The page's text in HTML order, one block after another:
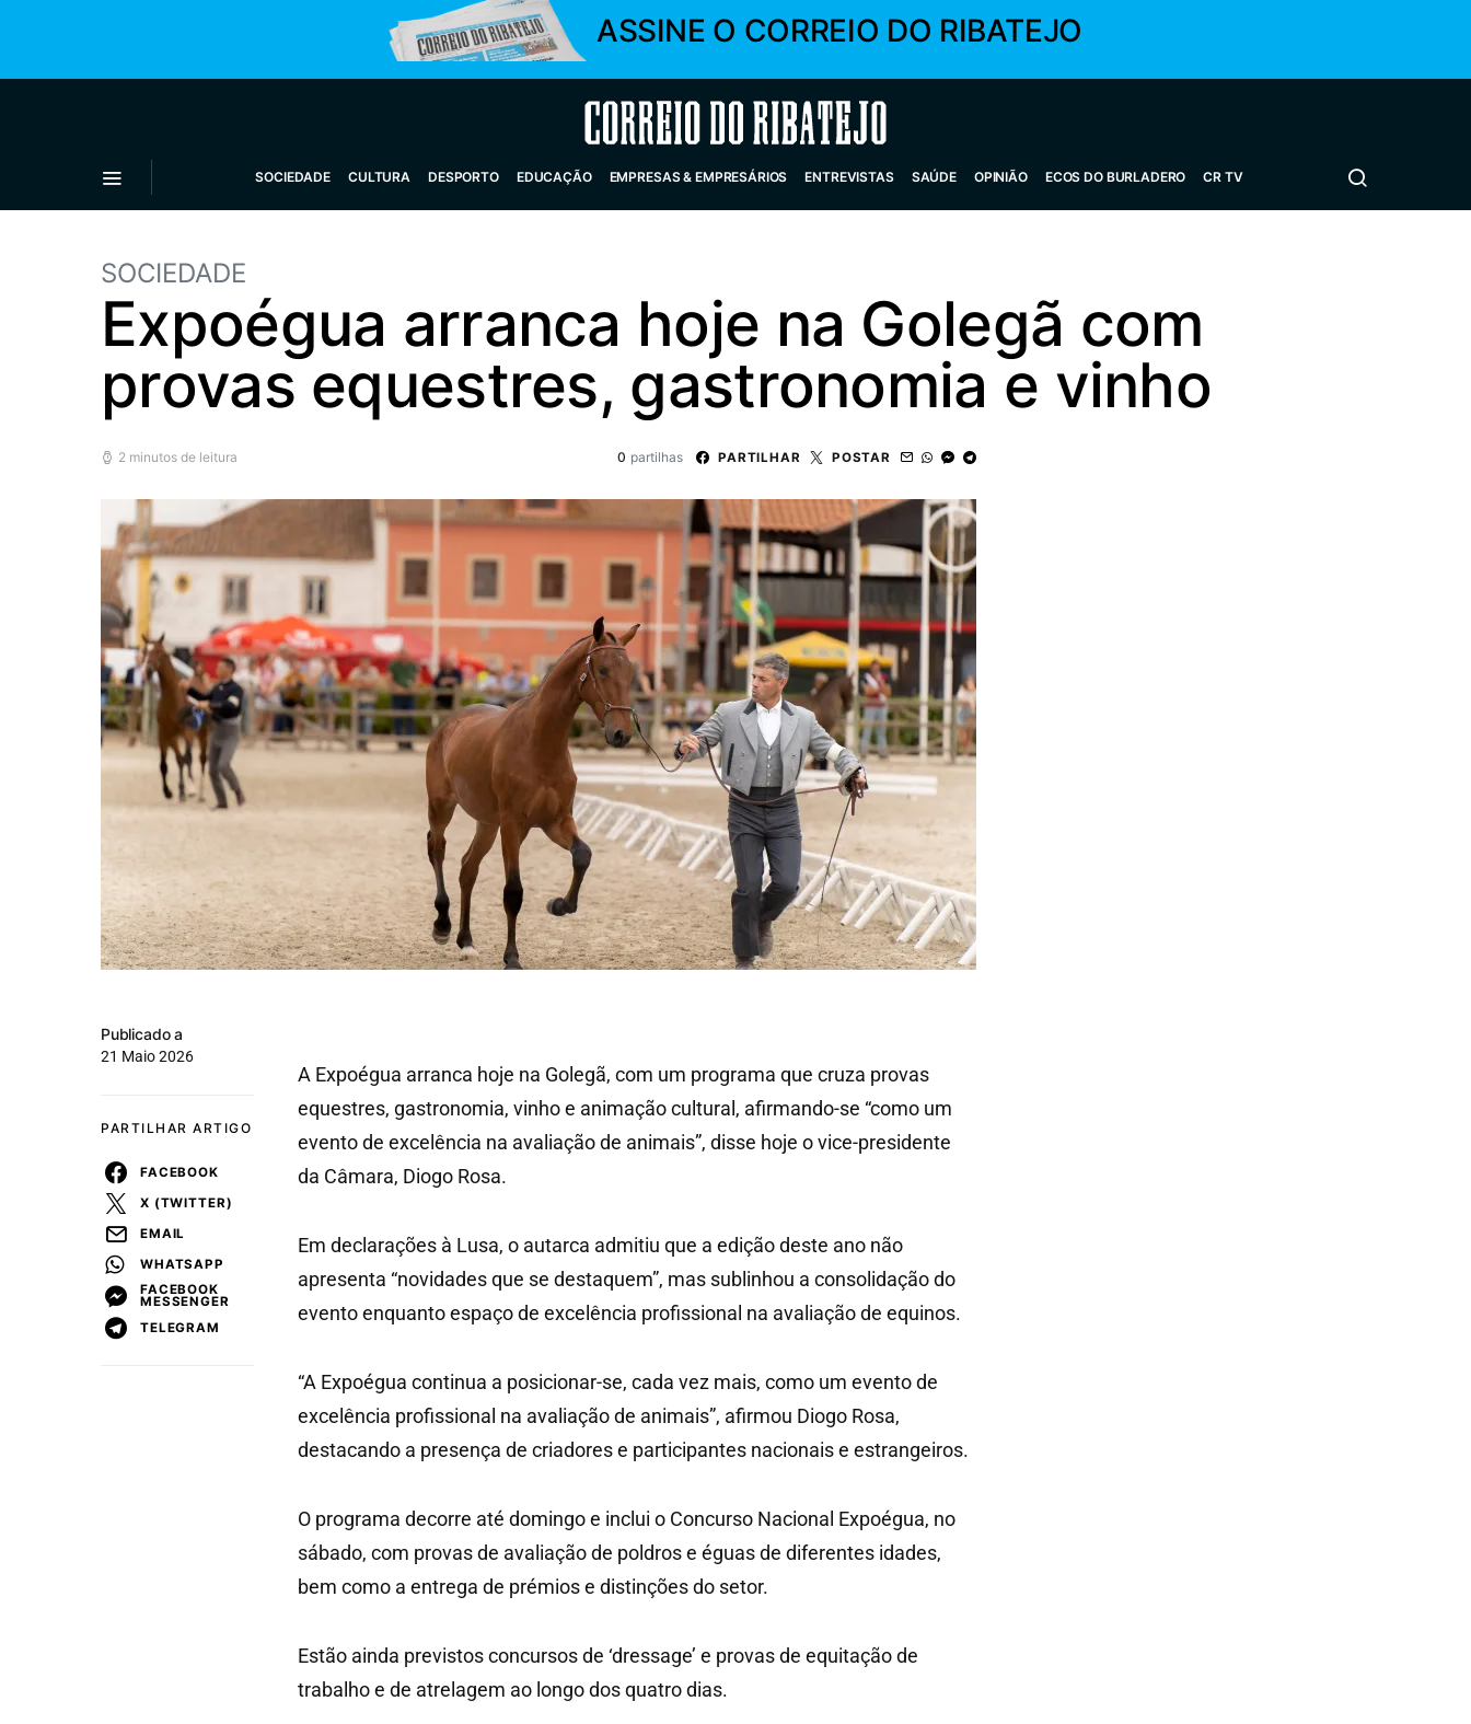
ASSINE O CORREIO DO RIBATEJO
Correio do Ribatejo
SOCIEDADE CULTURA DESPORTO EDUCAÇÃO EMPRESAS & EMPRESÁRIOS ENTREVISTAS SAÚDE OPINIÃO ECOS DO BURLADERO CR TV
SOCIEDADE
Expoégua arranca hoje na Golegã com
provas equestres, gastronomia e vinho
2 minutos de leitura 0 partilhas PARTILHAR POSTAR
Publicado a
21 Maio 2026
PARTILHAR ARTIGO
FACEBOOK
X (TWITTER)
EMAIL
WHATSAPP
FACEBOOK
MESSENGER
TELEGRAM
A Expoégua arranca hoje na Golegã, com um programa que cruza provas
equestres, gastronomia, vinho e animação cultural, afirmando-se “como um
evento de excelência na avaliação de animais”, disse hoje o vice-presidente
da Câmara, Diogo Rosa.
Em declarações à Lusa, o autarca admitiu que a edição deste ano não
apresenta “novidades que se destaquem”, mas sublinhou a consolidação do
evento enquanto espaço de excelência profissional na avaliação de equinos.
“A Expoégua continua a posicionar-se, cada vez mais, como um evento de
excelência profissional na avaliação de animais”, afirmou Diogo Rosa,
destacando a presença de criadores e participantes nacionais e estrangeiros.
O programa decorre até domingo e inclui o Concurso Nacional Expoégua, no
sábado, com provas de avaliação de poldros e éguas de diferentes idades,
bem como a entrega de prémios e distinções do setor.
Estão ainda previstos concursos de ‘dressage’ e provas de equitação de
trabalho e de atrelagem ao longo dos quatro dias.